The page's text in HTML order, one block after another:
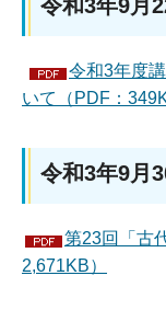
令和3年9月
令和3年度
いて（PDF：
令和3年9月
第23回「古
2,671KB）